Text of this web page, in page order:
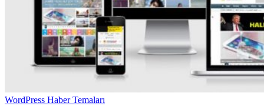
WordPress Haber Temaları